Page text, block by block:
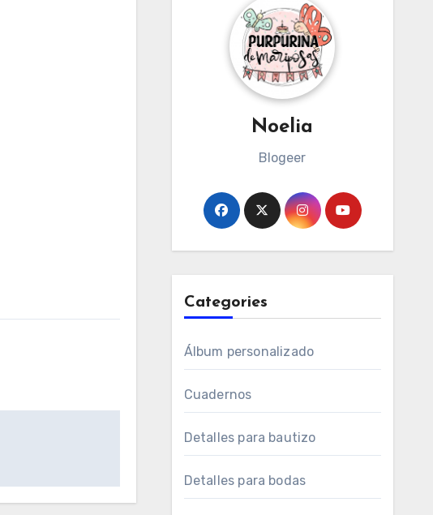
Noelia
Blogeer
Categories
Álbum personalizado
Cuadernos
Detalles para bautizo
Detalles para bodas